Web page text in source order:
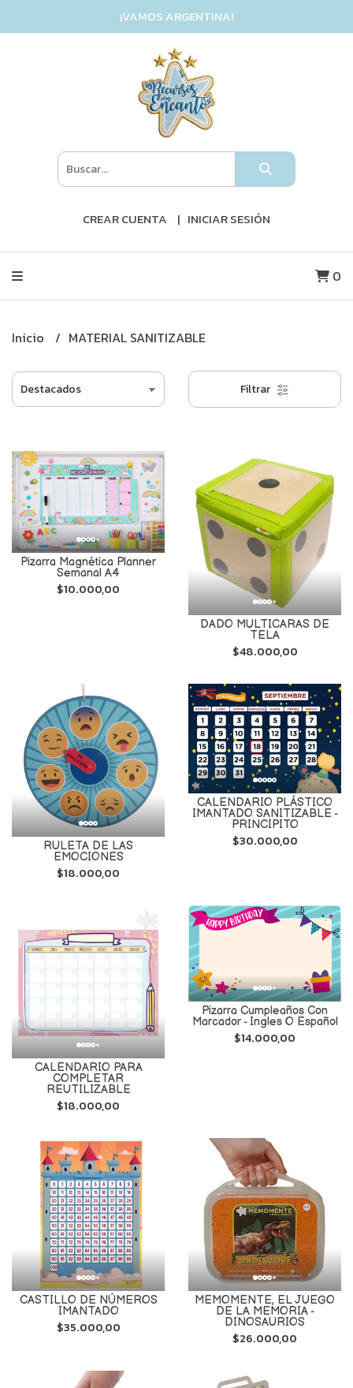
¡VAMOS ARGENTINA!
CREAR CUENTA INICIAR SESIÓN
0
Inicio MATERIAL SANITIZABLE
Filtrar
Pizarra Magnética Planner
Semanal A4
$10.000,00
DADO MULTICARAS DE
TELA
$48.000,00
RULETA DE LAS
EMOCIONES
$18.000,00
CALENDARIO PLÁSTICO
IMANTADO SANITIZABLE -
PRINCIPITO
$30.000,00
CALENDARIO PARA
COMPLETAR
REUTILIZABLE
$18.000,00
Pizarra Cumpleaños Con
Marcador - Ingles O Español
$14.000,00
CASTILLO DE NÚMEROS
IMANTADO
$35.000,00
MEMOMENTE, EL JUEGO
DE LA MEMORIA -
DINOSAURIOS
$26.000,00